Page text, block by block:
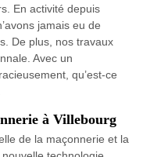
En activité depuis
jamais eu de
De plus, nos travaux
Avec un
qu’est-ce
à Villebourg
de la maçonnerie et la